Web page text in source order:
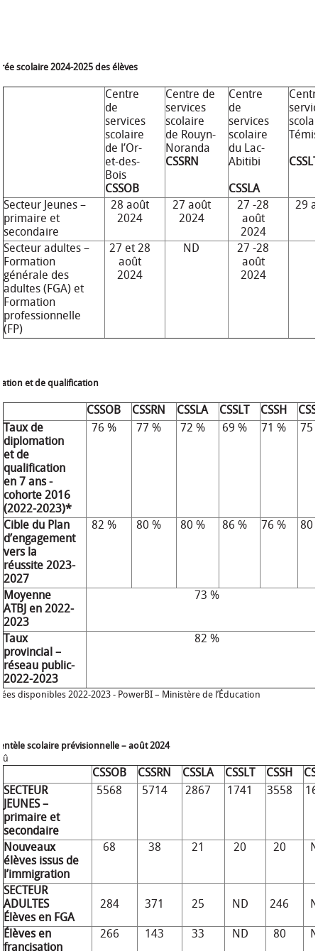
scolaire 2024-2025 des élèves
Centre
de
services
scolaire
de l’Or-
et-des-
Bois
CSSOB
Centre de
services
scolaire
de Rouyn-
Noranda
CSSRN
Centre
de
services
scolaire
du Lac-
Abitibi
CSSLA
Secteur Jeunes –
primaire et
secondaire
28 août
2024
27 août
2024
27 -28
août
2024
29
Secteur adultes –
Formation
générale des
adultes (FGA) et
Formation
professionnelle
(FP)
27 et 28
août
2024
ND
27 -28
août
2024
et de qualification
CSSOB CSSRN CSSLA CSSLT CSSH
Taux de
diplomation
et de
qualification
en 7 ans -
cohorte 2016
(2022-2023)*
76 % 77 % 72 % 69 % 71 % 75
Cible du Plan
d’engagement
vers la
réussite 2023-
2027
82 % 80 % 80 % 86 % 76 % 80
Moyenne
ATBJ en 2022-
2023
73 %
Taux
provincial –
réseau public-
2022-2023
82 %
disponibles 2022-2023 - PowerBI – Ministère de l’Éducation
scolaire prévisionnelle – août 2024
û
CSSOB CSSRN CSSLA CSSLT CSSH
SECTEUR
JEUNES –
primaire et
secondaire
5568 5714 2867 1741 3558
Nouveaux
élèves issus de
l’immigration
68 38 21 20 20
SECTEUR
ADULTES
Élèves en FGA
284 371 25 ND 246
Élèves en
francisation
266 143 33 ND 80